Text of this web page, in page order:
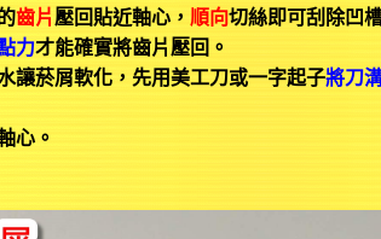
齒片 壓回貼近軸心， 順向切絲即可刮除凹
力才能確實將齒片壓回。
讓菸屑軟化，先用美工刀或一字起子將刀
心。